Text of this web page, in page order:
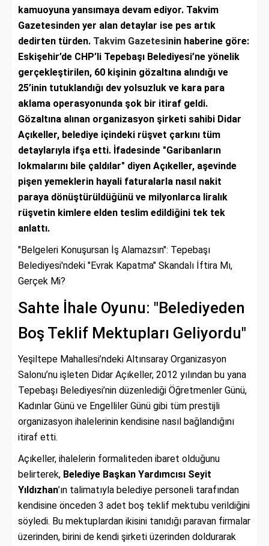
kamuoyuna yansımaya devam ediyor. Takvim
Gazetesinden yer alan detaylar ise pes artık
dedirten türden. Takvim Gazetesinin haberine göre:
Eskişehir’de CHP’li Tepebaşı Belediyesi’ne yönelik
gerçekleştirilen, 60 kişinin gözaltına alındığı ve
25’inin tutuklandığı dev yolsuzluk ve kara para
aklama operasyonunda şok bir itiraf geldi.
Gözaltına alınan organizasyon şirketi sahibi Didar
Açıkeller, belediye içindeki rüşvet çarkını tüm
detaylarıyla ifşa etti. İfadesinde "Garibanların
lokmalarını bile çaldılar" diyen Açıkeller, aşevinde
pişen yemeklerin hayali faturalarla nasıl nakit
paraya dönüştürüldüğünü ve milyonlarca liralık
rüşvetin kimlere elden teslim edildiğini tek tek
anlattı.
"Belgeleri Konuşursan İş Alamazsın": Tepebaşı
Belediyesi'ndeki "Evrak Kapatma" Skandalı İftira Mı,
Gerçek Mi?
Sahte İhale Oyunu: "Belediyeden
Boş Teklif Mektupları Geliyordu"
Yeşiltepe Mahallesi’ndeki Altınsaray Organizasyon
Salonu’nu işleten Didar Açıkeller, 2012 yılından bu yana
Tepebaşı Belediyesi’nin düzenlediği Öğretmenler Günü,
Kadınlar Günü ve Engelliler Günü gibi tüm prestijli
organizasyon ihalelerinin kendisine nasıl bağlandığını
itiraf etti.
Açıkeller, ihalelerin formaliteden ibaret olduğunu
belirterek, Belediye Başkan Yardımcısı Seyit
Yıldızhan’ın talimatıyla belediye personeli tarafından
kendisine önceden 3 adet boş teklif mektubu verildiğini
söyledi. Bu mektuplardan ikisini tanıdığı paravan firmalar
üzerinden, birini de kendi şirketi üzerinden doldurarak